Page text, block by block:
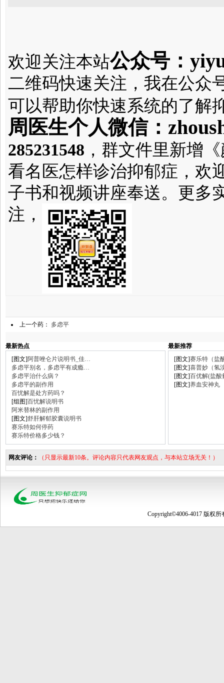
欢迎关注本站公众号：
二维码快速关注，我在公众
可以帮助你快速系统的了解
周医生个人微信：
285231548 ，群文件里新增
看名医怎样诊治抑郁症，欢
子书和视频讲座奉送。更多
注，
上一个药： 多虑平
最新热点
最新推荐
[图文]阿普唑仑片说明书_佳…
多虑平别名，多虑平有成瘾…
多虑平治什么病？
多虑平的副作用
百忧解是处方药吗？
[组图]百忧解说明书
阿米替林的副作用
[图文]舒肝解郁胶囊说明书
赛乐特如何停药
赛乐特价格多少钱？
[图文]赛乐特（盐
[图文]喜普妙（氢
[图文]百优解(盐
[图文]养血安神丸
网友评论： （只显示最新10条。评论内容只代表网友观点，与本站立场无关！）
Copyright©4006-4017 版权